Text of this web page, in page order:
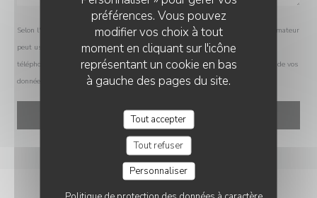
préférences. Vous pouvez
modifier vos choix à tout
moment en cliquant sur l'icône
représentant un cookie en bas
à gauche des pages du site.
Tout accepter
Tout refuser
Personnaliser
Selon l'article L.223-2 du code de la consommation, il est rappelé que le consommateur
peut user de son droit à s'inscrire sur la liste d'opposition au démarchage
téléphonique Bloctel :bloctel.gouv.fr. Pour plus d'informations sur le traitement de vos
données, consultez notrepolitique de confidentialité.